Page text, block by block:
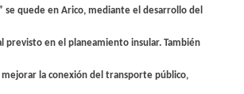
se quede en Arico, mediante el desarrollo del
previsto en el planeamiento insular. También
la conexión del transporte público,